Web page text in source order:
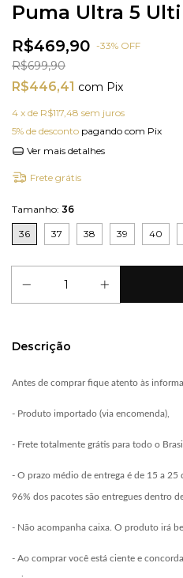
Puma Ultra 5
R$469,90 -33% OFF
R$699,90
R$446,41 com Pix
4 x de R$117,48 sem juros
5% de desconto pagando com Pix
Ver mais detalhes
Frete grátis
Tamanho: 36
36 37 38 39 40
Descrição
Antes de comprar fique atento às
- Produto importado (via encomenda),
- Frete totalmente grátis para todo o
- O prazo médio de entrega é de 15 a
96% dos pacotes são entregues dentro
- Não acompanha caixa. O produto irá
- Ao comprar você está ciente e